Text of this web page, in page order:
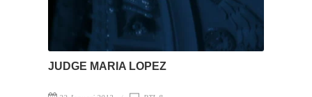
JUDGE MARIA LOPEZ